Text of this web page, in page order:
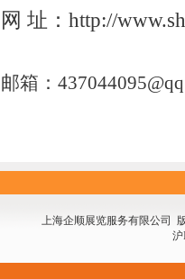
网 址：http://
邮箱：
上海企顺展览服务有限公司
沪